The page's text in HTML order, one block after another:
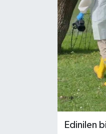
Edinilen